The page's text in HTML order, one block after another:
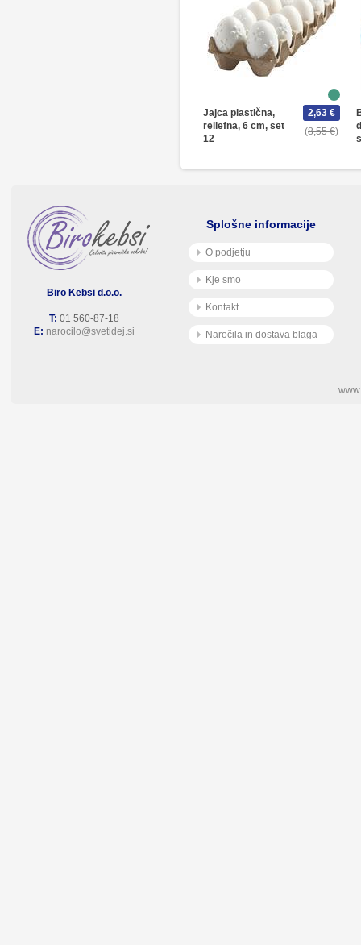
Jajca plastična,
reliefna, 6 cm, set
12
8,55 €
2,63 €
Biro Kebsi d.o.o.
T: 01 560-87-18
E: narocilo@svetidej.si
Splošne informacije
O podjetju
Kje smo
Kontakt
Naročila in dostava blaga